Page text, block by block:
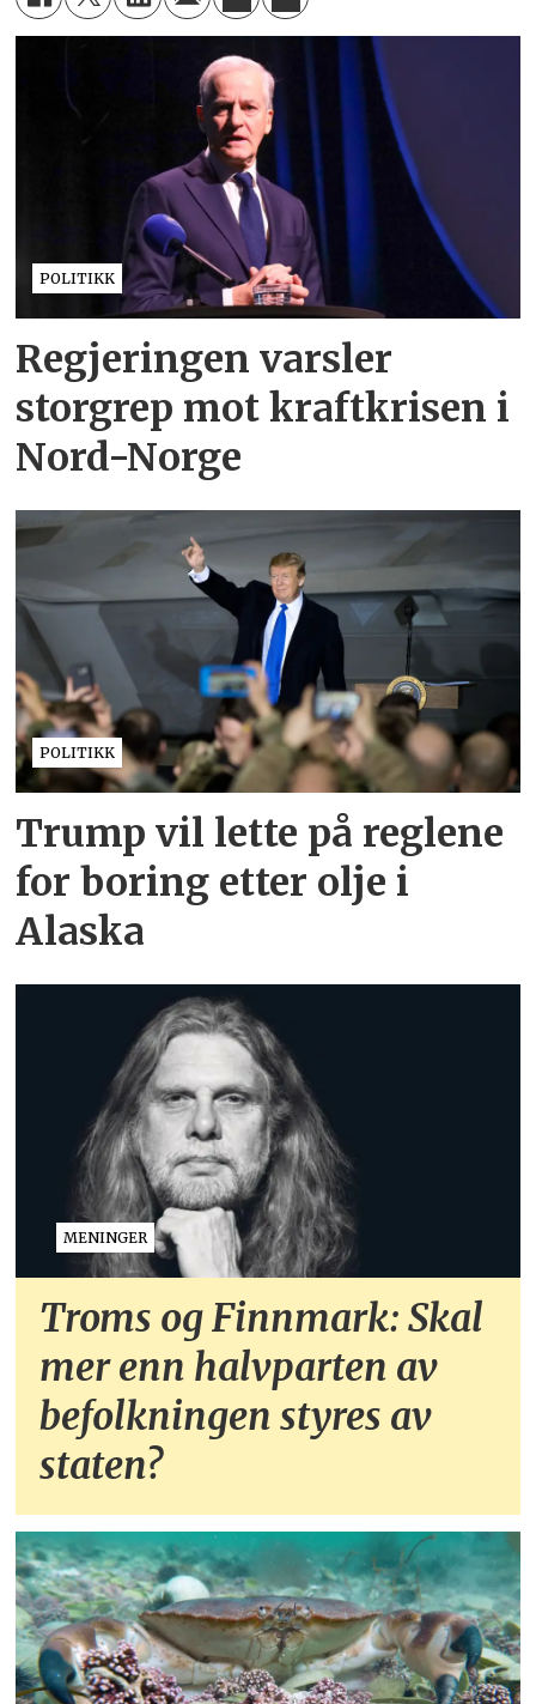
POLITIKK
Regjeringen varsler
storgrep mot kraftkrisen i
Nord-Norge
POLITIKK
Trump vil lette på reglene
for boring etter olje i
Alaska
MENINGER
Troms og Finnmark: Skal
mer enn halvparten av
befolkningen styres av
staten?